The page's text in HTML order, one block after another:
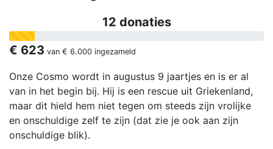
12 donaties
€ 623 van € 6.000 ingezameld
Onze Cosmo wordt in augustus 9 jaartjes en is er al
van in het begin bij. Hij is een rescue uit Griekenland,
maar dit hield hem niet tegen om steeds zijn vrolijke
en onschuldige zelf te zijn (dat zie je ook aan zijn
onschuldige blik).